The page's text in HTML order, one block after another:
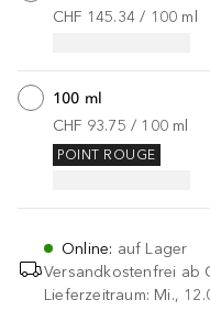
CHF 145.34 / 100 ml
100 ml
CHF 93.75 / 100 ml
POINT ROUGE
Online: auf Lager
Versandkostenfrei ab
Lieferzeitraum: Mi.,